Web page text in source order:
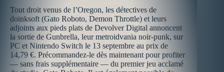
Tout droit venus de l’Oregon, les détectives de
doinksoft (Gato Roboto, Demon Throttle) et leurs
adjoints aux pieds plats de Devolver Digital annoncent
la sortie de Gunbrella, leur metroidvania noir-punk, sur
PC et Nintendo Switch le 13 septembre au prix de
14,79 €. Précommandez-le dès maintenant pour profiter
— sans frais supplémentaire — du premier jeu acclamé